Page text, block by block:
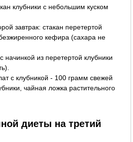
клубники с небольшим куском
завтрак: стакан перетертой
кефира (сахара не
начинкой из перетертой клубники
с клубникой - 100 грамм свежей
чайная ложка растительного
диеты на третий